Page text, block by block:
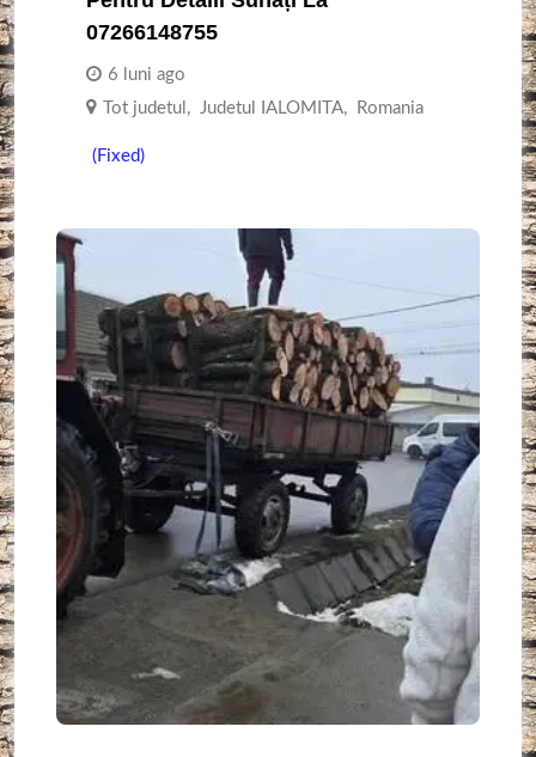
07266148755
6 luni ago
Tot judetul , Judetul IALOMITA, Romania
(Fixed)